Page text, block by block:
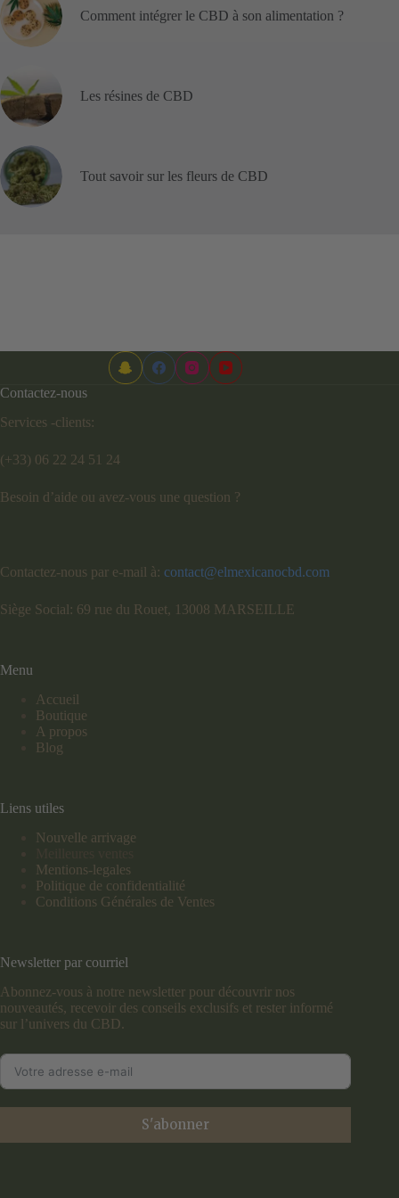
Comment intégrer le CBD à son alimentation ?
Les résines de CBD
Tout savoir sur les fleurs de CBD
Contactez-nous
Services -clients:
(+33) 06 22 24 51 24
Besoin d’aide ou avez-vous une question ?
Contactez-nous par e-mail à: contact@elmexicanocbd.com
Siège Social: 69 rue du Rouet, 13008 MARSEILLE
Menu
Accueil
Boutique
A propos
Blog
Liens utiles
Nouvelle arrivage
Mentions-legales
Politique de confidentialité
Conditions Générales de Ventes
Newsletter par courriel
Abonnez-vous à notre newsletter pour découvrir nos
nouveautés, recevoir des conseils exclusifs et rester informé
sur l’univers du CBD.
S'abonner